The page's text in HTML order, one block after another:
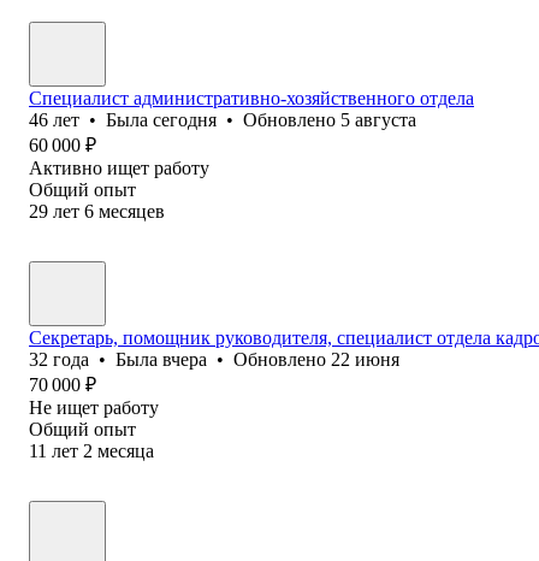
Специалист административно-хозяйственного отдела
46 лет • Была сегодня • Обновлено 5 августа
60 000 ₽
Активно ищет работу
Общий опыт
29 лет 6 месяцев
Секретарь, помощник руководителя, специалист отдела
32 года • Была вчера • Обновлено 22 июня
70 000 ₽
Не ищет работу
Общий опыт
11 лет 2 месяца